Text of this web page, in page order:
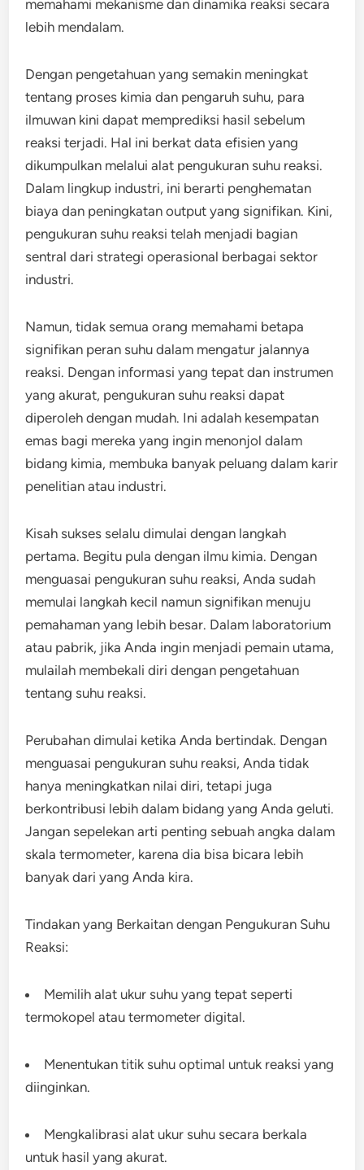
memahami mekanisme dan dinamika reaksi secara
lebih mendalam.
Dengan pengetahuan yang semakin meningkat
tentang proses kimia dan pengaruh suhu, para
ilmuwan kini dapat memprediksi hasil sebelum
reaksi terjadi. Hal ini berkat data efisien yang
dikumpulkan melalui alat pengukuran suhu reaksi.
Dalam lingkup industri, ini berarti penghematan
biaya dan peningkatan output yang signifikan. Kini,
pengukuran suhu reaksi telah menjadi bagian
sentral dari strategi operasional berbagai sektor
industri.
Namun, tidak semua orang memahami betapa
signifikan peran suhu dalam mengatur jalannya
reaksi. Dengan informasi yang tepat dan instrumen
yang akurat, pengukuran suhu reaksi dapat
diperoleh dengan mudah. Ini adalah kesempatan
emas bagi mereka yang ingin menonjol dalam
bidang kimia, membuka banyak peluang dalam karir
penelitian atau industri.
Kisah sukses selalu dimulai dengan langkah
pertama. Begitu pula dengan ilmu kimia. Dengan
menguasai pengukuran suhu reaksi, Anda sudah
memulai langkah kecil namun signifikan menuju
pemahaman yang lebih besar. Dalam laboratorium
atau pabrik, jika Anda ingin menjadi pemain utama,
mulailah membekali diri dengan pengetahuan
tentang suhu reaksi.
Perubahan dimulai ketika Anda bertindak. Dengan
menguasai pengukuran suhu reaksi, Anda tidak
hanya meningkatkan nilai diri, tetapi juga
berkontribusi lebih dalam bidang yang Anda geluti.
Jangan sepelekan arti penting sebuah angka dalam
skala termometer, karena dia bisa bicara lebih
banyak dari yang Anda kira.
Tindakan yang Berkaitan dengan Pengukuran Suhu
Reaksi:
Memilih alat ukur suhu yang tepat seperti
termokopel atau termometer digital.
Menentukan titik suhu optimal untuk reaksi yang
diinginkan.
Mengkalibrasi alat ukur suhu secara berkala
untuk hasil yang akurat.